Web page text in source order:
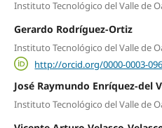
Instituto Tecnológico del Valle de
Gerardo Rodríguez-Ortiz
Instituto Tecnológico del Valle de
http://orcid.org/0000-0003-
José Raymundo Enríquez-del
Instituto Tecnológico del Valle de